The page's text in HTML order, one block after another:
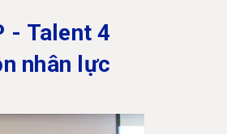
- Talent 4
nhân lực